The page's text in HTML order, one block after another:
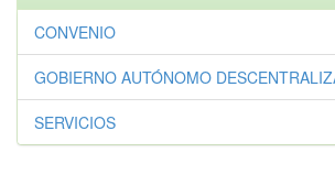
CONVENIO
GOBIERNO AUTÓNOMO
SERVICIOS